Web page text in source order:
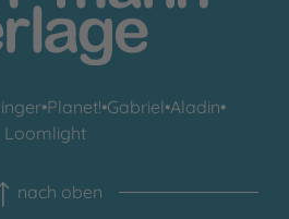
•Planet!•Gabriel•Aladin•
Loomlight
nach oben